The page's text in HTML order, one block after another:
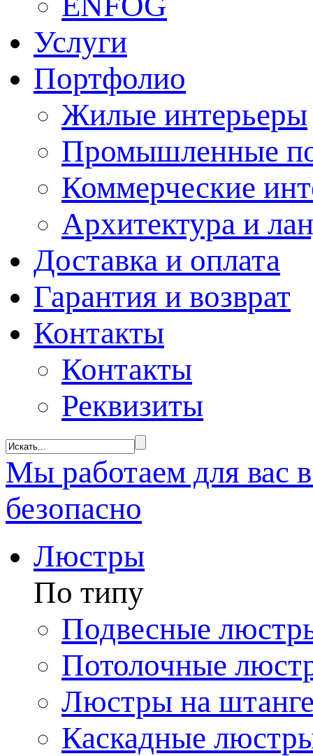
Услуги
Портфолио
Жилые интерьеры
Промышленные
Коммерческие
Архитектура и
Доставка и оплата
Гарантия и возврат
Контакты
Контакты
Реквизиты
Мы работаем для вас
безопасно
Люстры
По типу
Подвесные
Потолочные
Люстры на
Каскадные